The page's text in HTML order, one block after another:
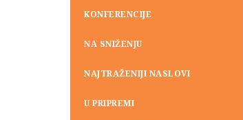
KONFERENCIJE
NA SNIŽENJU
NAJTRAŽENIJI NASLOVI
U PRIPREMI